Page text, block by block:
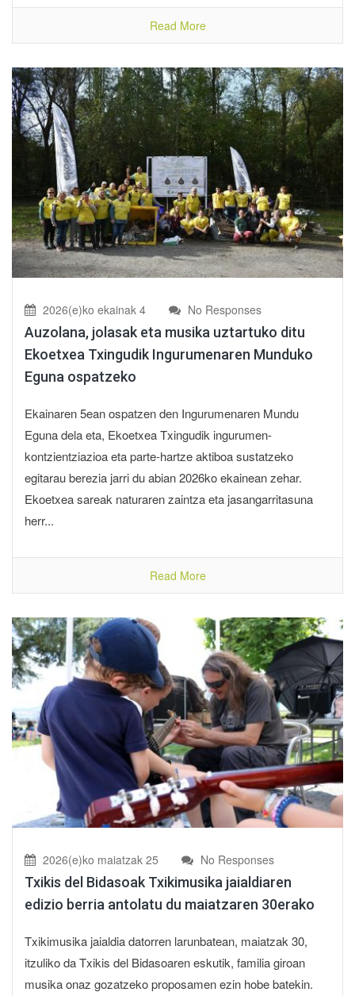
Read More
2026(e)ko ekainak 4 No Responses
Auzolana, jolasak eta musika uztartuko ditu
Ekoetxea Txingudik Ingurumenaren Munduko
Eguna ospatzeko
Ekainaren 5ean ospatzen den Ingurumenaren Mundu
Eguna dela eta, Ekoetxea Txingudik ingurumen-
kontzientziazioa eta parte-hartze aktiboa sustatzeko
egitarau berezia jarri du abian 2026ko ekainean zehar.
Ekoetxea sareak naturaren zaintza eta jasangarritasuna
herr...
Read More
2026(e)ko maiatzak 25 No Responses
Txikis del Bidasoak Txikimusika jaialdiaren
edizio berria antolatu du maiatzaren 30erako
Txikimusika jaialdia datorren larunbatean, maiatzak 30,
itzuliko da Txikis del Bidasoaren eskutik, familia giroan
musika onaz gozatzeko proposamen ezin hobe batekin.